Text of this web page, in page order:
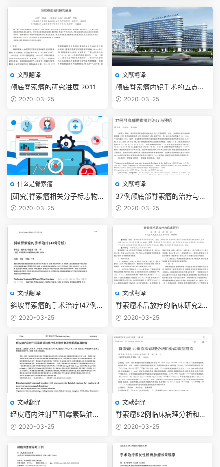
文献翻译
颅底脊索瘤的研究进展 2011
2020-03-25
文献翻译
颅底脊索瘤内镜手术的五点经
验与理念 367例
2020-03-25
什么是脊索瘤
[研究]脊索瘤相关分子标志物的
研究进展/ 王帅 张亚卓2017
2020-03-25
文献翻译
37例颅底部脊索瘤的治疗与预
后2005
2020-03-25
文献翻译
斜坡脊索瘤的手术治疗(47例分
析)2006
2020-03-25
文献翻译
脊索瘤术后放疗的临床研究20
07 2020-03-25
文献翻译
经皮瘤内注射平阳霉素碘油化
疗乳剂治疗复发性骶尾部脊索
2020-03-25
文献翻译
脊索瘤82例临床病理分析和免
疫表型研究2010
2020-03-25